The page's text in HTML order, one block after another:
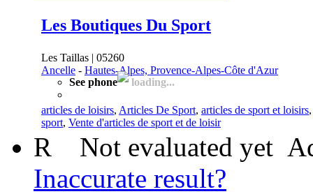
Les Boutiques Du Sport
Les Taillas | 05260
Ancelle - Hautes-Alpes, Provence-Alpes-Côte d'Azur
See phone
loading...
articles de loisirs, Articles De Sport, articles de sport et loisirs
sport, Vente d'articles de sport et de loisir
R Not evaluated yet
Inaccurate result?